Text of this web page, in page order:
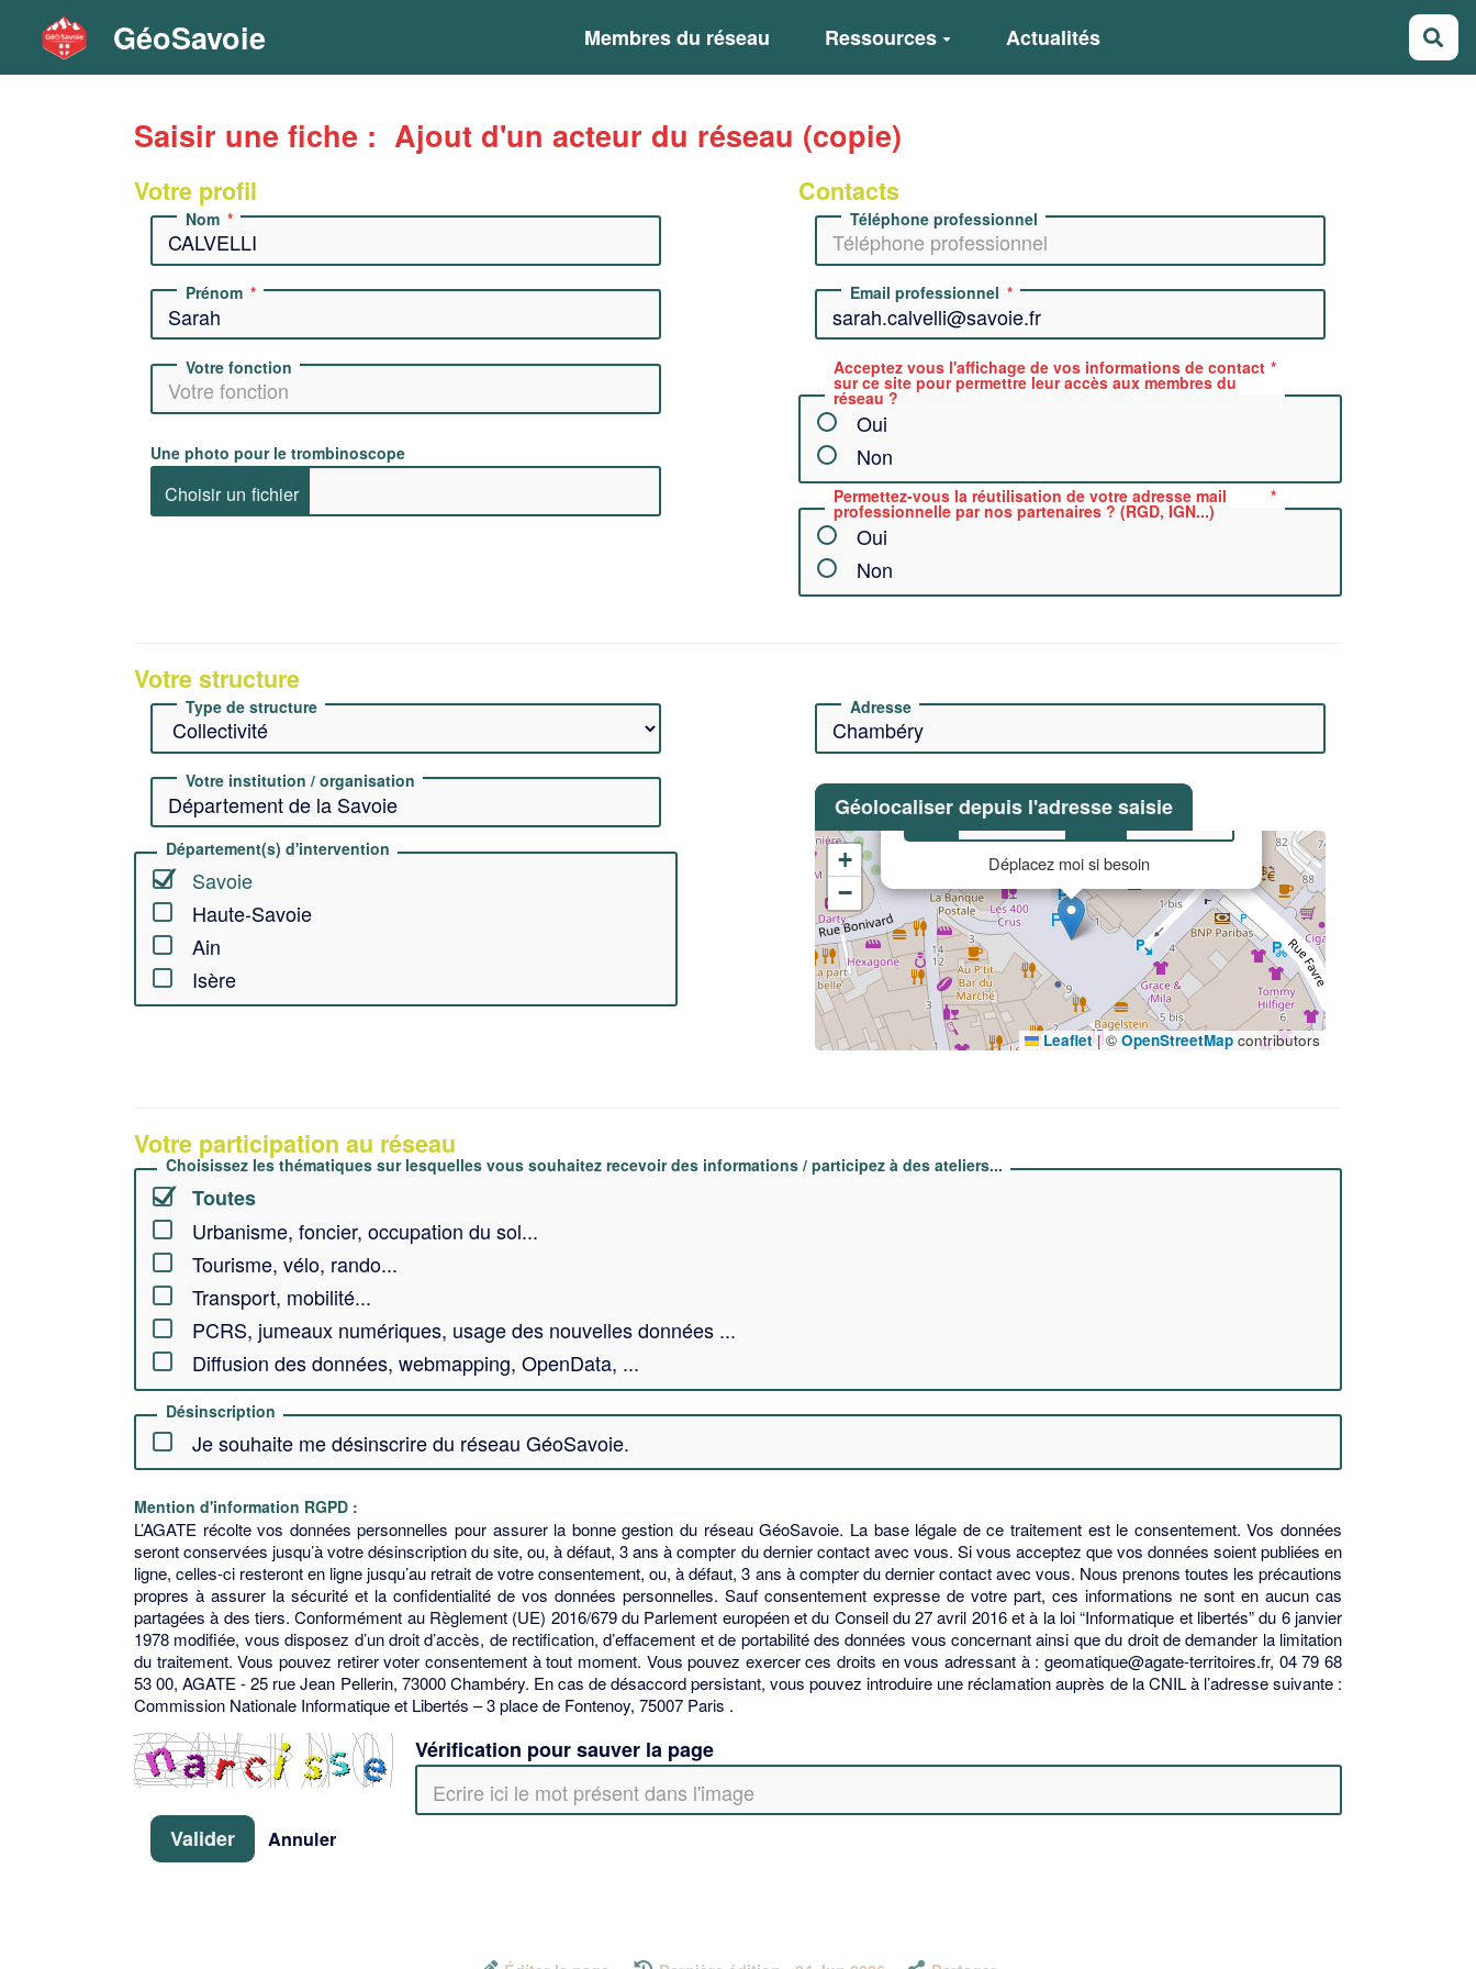
GéoSavoie Membres du réseau Ressources Actualités
Saisir une fiche : Ajout d'un acteur du réseau (copie)
Votre profil
Nom
Prénom
Votre fonction
Une photo pour le trombinoscope
Contacts
Téléphone professionnel
Email professionnel
Acceptez vous l'affichage de vos informations de contact
sur ce site pour permettre leur accès aux membres du
réseau ?
Oui
Non
Permettez-vous la réutilisation de votre adresse mail
professionnelle par nos partenaires ? (RGD, IGN...)
Oui
Non
Votre structure
Type de structure
Votre institution / organisation
Département(s) d'intervention
Savoie
Haute-Savoie
Ain
Isère
Adresse
Géolocaliser depuis l'adresse saisie
Lat Lon
Déplacez moi si besoin
+
−
Leaflet |© OpenStreetMap contributors
Votre participation au réseau
Choisissez les thématiques sur lesquelles vous souhaitez recevoir des informations / participez à des ateliers...
Toutes
Urbanisme, foncier, occupation du sol...
Tourisme, vélo, rando...
Transport, mobilité...
PCRS, jumeaux numériques, usage des nouvelles données ...
Diffusion des données, webmapping, OpenData, ...
Désinscription
Je souhaite me désinscrire du réseau GéoSavoie.
Mention d'information RGPD :
L’AGATE récolte vos données personnelles pour assurer la bonne gestion du réseau GéoSavoie. La base légale de ce traitement est le consentement. Vos données
seront conservées jusqu’à votre désinscription du site, ou, à défaut, 3 ans à compter du dernier contact avec vous. Si vous acceptez que vos données soient publiées en
ligne, celles-ci resteront en ligne jusqu’au retrait de votre consentement, ou, à défaut, 3 ans à compter du dernier contact avec vous. Nous prenons toutes les précautions
propres à assurer la sécurité et la confidentialité de vos données personnelles. Sauf consentement expresse de votre part, ces informations ne sont en aucun cas
partagées à des tiers. Conformément au Règlement (UE) 2016/679 du Parlement européen et du Conseil du 27 avril 2016 et à la loi “Informatique et libertés” du 6 janvier
1978 modifiée, vous disposez d’un droit d’accès, de rectification, d’effacement et de portabilité des données vous concernant ainsi que du droit de demander la limitation
du traitement. Vous pouvez retirer voter consentement à tout moment. Vous pouvez exercer ces droits en vous adressant à : geomatique@agate-territoires.fr, 04 79 68
53 00, AGATE - 25 rue Jean Pellerin, 73000 Chambéry. En cas de désaccord persistant, vous pouvez introduire une réclamation auprès de la CNIL à l’adresse suivante :
Commission Nationale Informatique et Libertés – 3 place de Fontenoy, 75007 Paris .
Vérification pour sauver la page
Valider Annuler